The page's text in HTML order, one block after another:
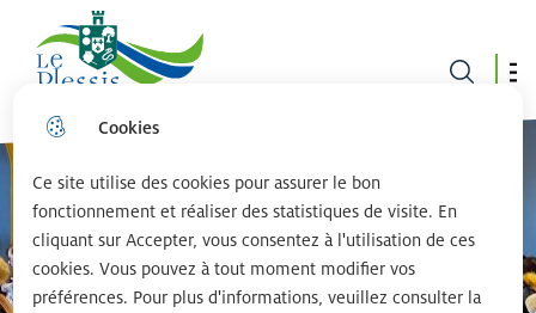
Cookies
Ce site utilise des cookies pour assurer le bon
fonctionnement et réaliser des statistiques de visite. En
cliquant sur Accepter, vous consentez à l'utilisation de ces
cookies. Vous pouvez à tout moment modifier vos
préférences. Pour plus d'informations, veuillez consulter la
Aller
menu
principal
Le plessis robinson